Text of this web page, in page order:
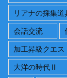
リアナの採集
会話交流
加工昇級クエス
大洋の時代Ⅱ